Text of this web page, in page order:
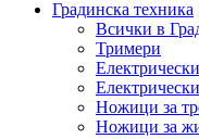
Градинска техника
Всички в
Тримери
Ножици за
Ножици за